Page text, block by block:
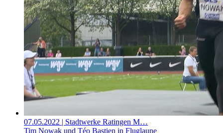
07.05.2022 | Stadtwerke Ratingen M…
Tim Nowak und Téo Bastien in Fluglaune